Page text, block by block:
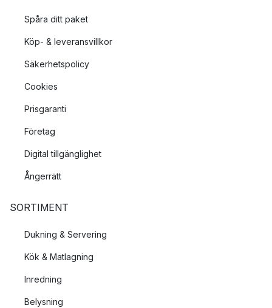
Spåra ditt paket
Köp- & leveransvillkor
Säkerhetspolicy
Cookies
Prisgaranti
Företag
Digital tillgänglighet
Ångerrätt
SORTIMENT
Dukning & Servering
Kök & Matlagning
Inredning
Belysning